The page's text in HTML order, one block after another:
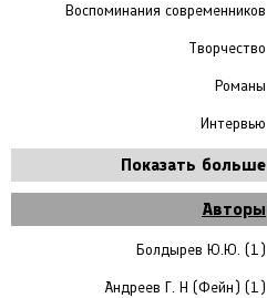
Воспоминания современников
Творчество
Романы
Интервью
Показать больше
Авторы
Болдырев Ю.Ю. (1)
Андреев Г. Н (Фейн) (1)